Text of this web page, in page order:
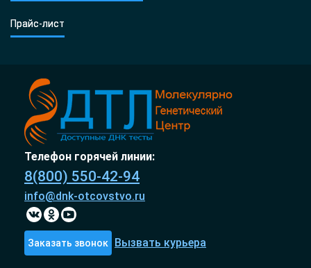
Прайс-лист
Телефон горячей линии:
8(800) 550-42-94
info@dnk-otcovstvo.ru
Заказать звонок Вызвать курьера